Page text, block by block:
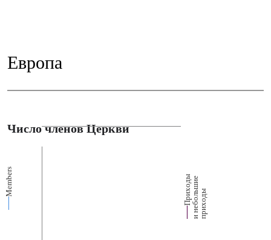
Европа
Число членов Церкви
Members П
р
их
о
д
ы
и
н
е
б
о
ль
ш
ие
п
р
и
х
о
ды